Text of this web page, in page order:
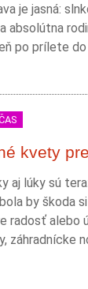
je jasná:
absolútna
po prílete
kvety
aj lúky sú
by škoda
radosť alebo
záhradnícke